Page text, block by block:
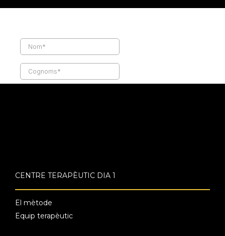
CENTRE TERAPÈUTIC DIA 1
El mètode
Equip terapèutic